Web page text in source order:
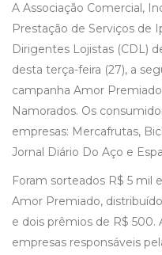
A Associação Comercial,
Prestação de Serviços de
Dirigentes Lojistas (CDL)
desta terça-feira (27), a
campanha Amor
Namorados. Os
empresas: Mercafrutas,
Jornal Diário Do Aço e
Foram sorteados R$ 5 mil
Amor Premiado,
e dois prêmios de R$ 500.
empresas responsáveis